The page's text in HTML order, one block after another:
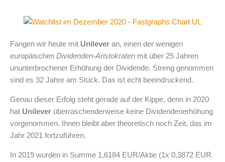
Fangen wir heute mit Unilever an, einen der wenigen
europäischen Dividenden-Aristokraten mit über 25 Jahren
ununterbrochener Erhöhung der Dividende. Streng genommen
sind es 32 Jahre am Stück. Das ist echt beeindruckend.
Genau dieser Erfolg steht gerade auf der Kippe, denn in 2020
hat Unilever überraschenderweise keine Dividendenerhöhung
vorgenommen. Ihnen bleibt aber theoretisch noch Zeit, das im
Jahr 2021 fortzuführen.
In 2019 wurden in Summe 1,6184 EUR/Aktie (1x 0,3872 EUR